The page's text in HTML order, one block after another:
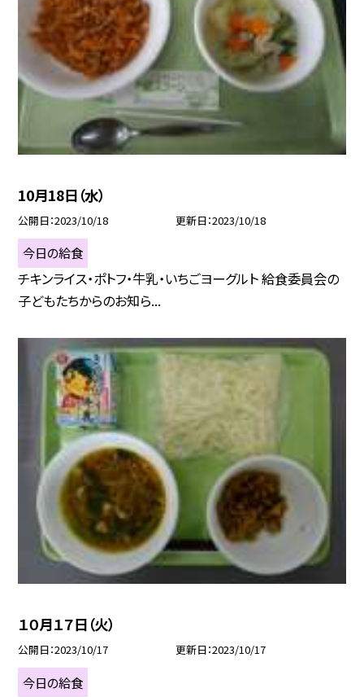
10月18日（水）
公開日 2023/10/18 更新日 2023/10/18
今日の給食
チキンライス・ポトフ・牛乳・いちごヨーグルト 給食委員会の
子どもたちからのお知ら...
１０月１７日（火）
公開日 2023/10/17 更新日 2023/10/17
今日の給食